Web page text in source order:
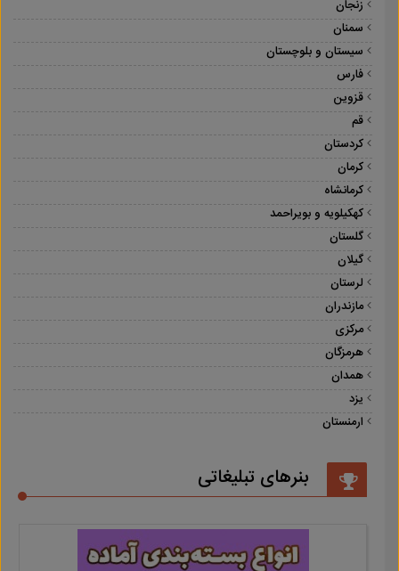
زنجان
سمنان
سیستان و بلوچستان
فارس
قزوین
قم
کردستان
کرمان
کرمانشاه
کهکیلویه و بویراحمد
گلستان
گیلان
لرستان
مازندران
مرکزی
هرمزگان
همدان
یزد
ارمنستان
بنرهای تبلیغاتی